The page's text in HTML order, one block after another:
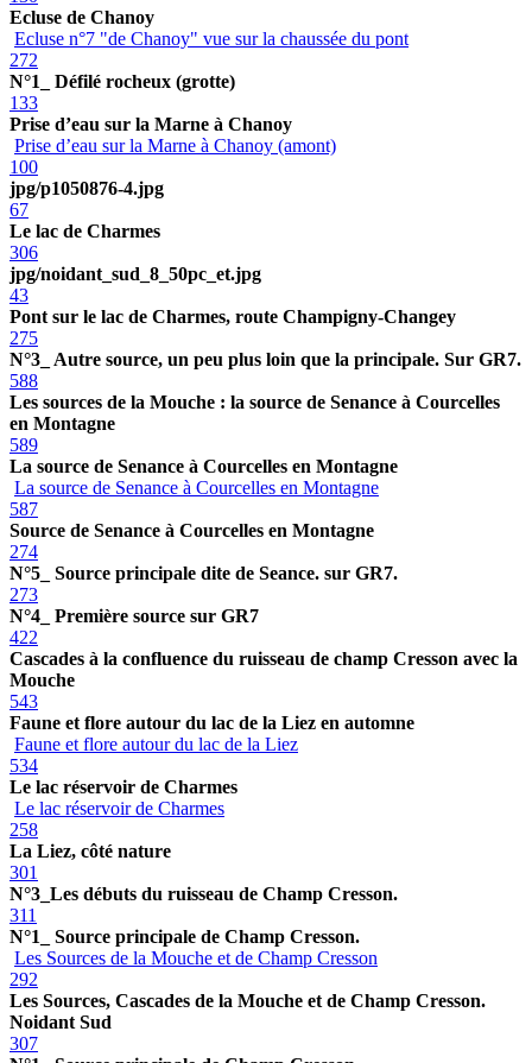
Ecluse de Chanoy
Ecluse n°7 "de Chanoy" vue sur la chaussée du pont
272
N°1_ Défilé rocheux (grotte)
133
Prise d’eau sur la Marne à Chanoy
Prise d’eau sur la Marne à Chanoy (amont)
100
jpg/p1050876-4.jpg
67
Le lac de Charmes
306
jpg/noidant_sud_8_50pc_et.jpg
43
Pont sur le lac de Charmes, route Champigny-Changey
275
N°3_ Autre source, un peu plus loin que la principale. Sur GR7.
588
Les sources de la Mouche : la source de Senance à Courcelles
en Montagne
589
La source de Senance à Courcelles en Montagne
La source de Senance à Courcelles en Montagne
587
Source de Senance à Courcelles en Montagne
274
N°5_ Source principale dite de Seance. sur GR7.
273
N°4_ Première source sur GR7
422
Cascades à la confluence du ruisseau de champ Cresson avec la
Mouche
543
Faune et flore autour du lac de la Liez en automne
Faune et flore autour du lac de la Liez
534
Le lac réservoir de Charmes
Le lac réservoir de Charmes
258
La Liez, côté nature
301
N°3_Les débuts du ruisseau de Champ Cresson.
311
N°1_ Source principale de Champ Cresson.
Les Sources de la Mouche et de Champ Cresson
292
Les Sources, Cascades de la Mouche et de Champ Cresson.
Noidant Sud
307